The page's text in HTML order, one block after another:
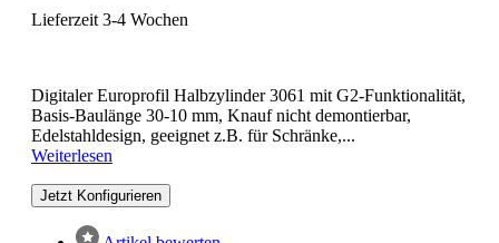
Lieferzeit 3-4 Wochen
Digitaler Europrofil Halbzylinder 3061 mit G2-Funktionalität,
Basis-Baulänge 30-10 mm, Knauf nicht demontierbar,
Edelstahldesign, geeignet z.B. für Schränke,...
Weiterlesen
Jetzt Konfigurieren